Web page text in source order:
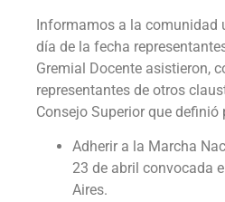
Informamos a la comunidad
día de la fecha
Gremial Docente asistieron,
representantes de otros
Consejo Superior que
Adherir a la Marcha
23 de abril convocada
Aires.